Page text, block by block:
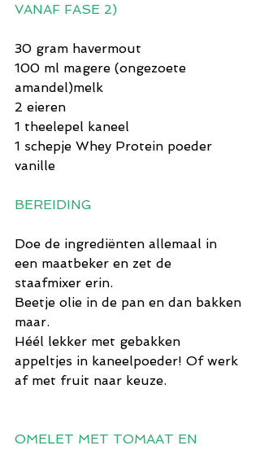
VANAF FASE 2)
30 gram havermout
100 ml magere (ongezoete
amandel)melk
2 eieren
1 theelepel kaneel
1 schepje Whey Protein poeder
vanille
BEREIDING
Doe de ingrediënten allemaal in
een maatbeker en zet de
staafmixer erin.
Beetje olie in de pan en dan bakken
maar.
Héél lekker met gebakken
appeltjes in kaneelpoeder! Of werk
af met fruit naar keuze.
OMELET MET TOMAAT EN